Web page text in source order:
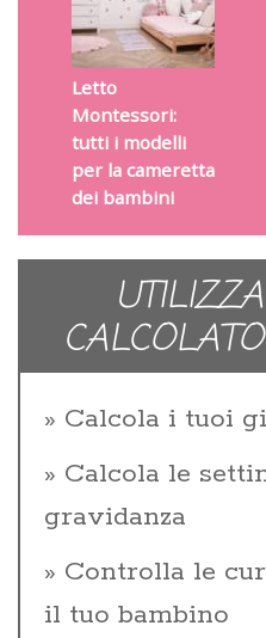
Letto
Montessori:
tutti i modelli
per la cameretta
dei bambini
Calcola i tuoi
Calcola le
gravidanza
Controlla le
il tuo bambino